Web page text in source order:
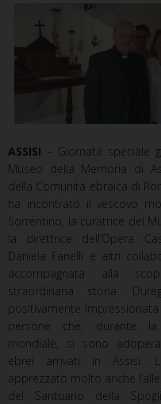
ASSISI – Giornata speciale
Museo della Memoria di
della Comunità ebraica di
ha incontrato il vescovo
Sorrentino, la curatrice del
la direttrice dell’Opera
Daniela Fanelli e altri
accompagnata alla
straordinaria storia.
positivamente
persone che, durante
mondiale, si sono
ebrei arrivati in Assisi.
apprezzato molto anche
del Santuario della